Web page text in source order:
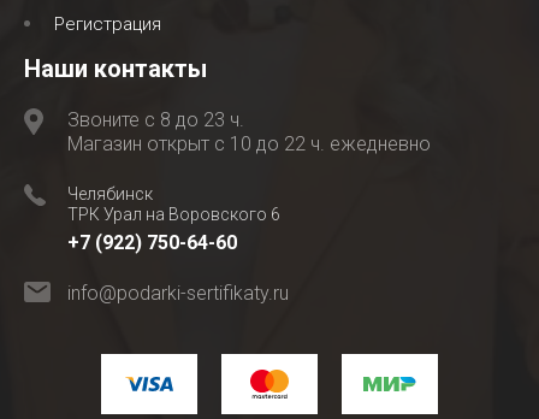
Регистрация
Наши контакты
Звоните с 8 до 23 ч.
Магазин открыт с 10 до 22 ч. ежедневно
Челябинск
ТРК Урал на Воровского 6
+7 (922) 750-64-60
info@podarki-sertifikaty.ru